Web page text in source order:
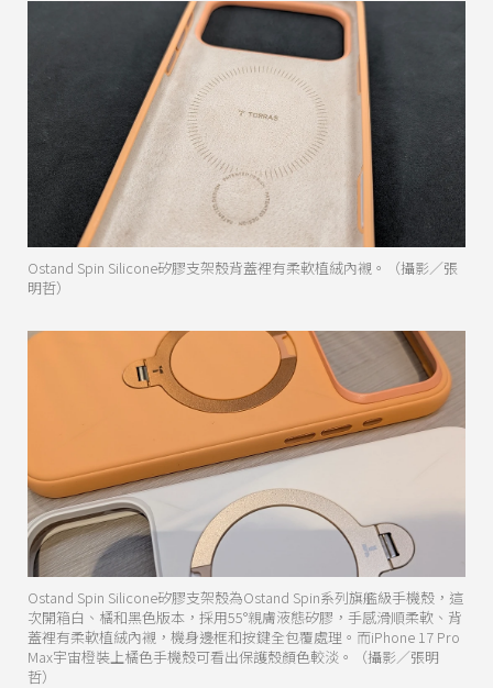
Ostand Spin Silicone矽膠支架殼背蓋裡有柔軟植絨內襯。（攝影／張
明哲）
Ostand Spin Silicone矽膠支架殼為Ostand Spin系列旗艦級手機殼，這
次開箱白、橘和黑色版本，採用55°親膚液態矽膠，手感滑順柔軟、背
蓋裡有柔軟植絨內襯，機身邊框和按鍵全包覆處理。而iPhone 17 Pro
Max宇宙橙裝上橘色手機殼可看出保護殼顏色較淡。（攝影／張明
哲）